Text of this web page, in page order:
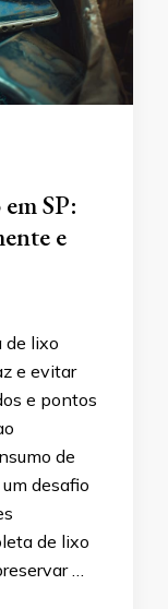
SP:
e
de lixo
e evitar
e pontos
de
desafio
de lixo
…